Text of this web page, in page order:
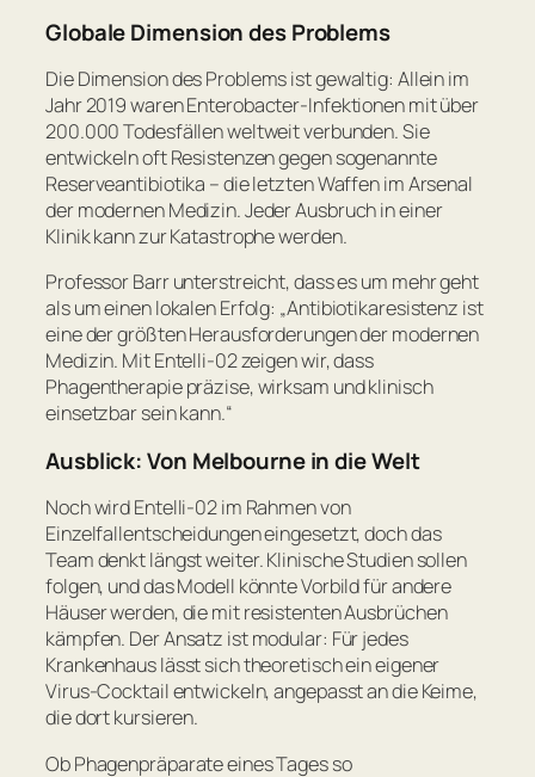
Globale Dimension des Problems
Die Dimension des Problems ist gewaltig: Allein im
Jahr 2019 waren Enterobacter-Infektionen mit über
200.000 Todesfällen weltweit verbunden. Sie
entwickeln oft Resistenzen gegen sogenannte
Reserveantibiotika – die letzten Waffen im Arsenal
der modernen Medizin. Jeder Ausbruch in einer
Klinik kann zur Katastrophe werden.
Professor Barr unterstreicht, dass es um mehr geht
als um einen lokalen Erfolg: „Antibiotikaresistenz ist
eine der größten Herausforderungen der modernen
Medizin. Mit Entelli-02 zeigen wir, dass
Phagentherapie präzise, wirksam und klinisch
einsetzbar sein kann.“
Ausblick: Von Melbourne in die Welt
Noch wird Entelli-02 im Rahmen von
Einzelfallentscheidungen eingesetzt, doch das
Team denkt längst weiter. Klinische Studien sollen
folgen, und das Modell könnte Vorbild für andere
Häuser werden, die mit resistenten Ausbrüchen
kämpfen. Der Ansatz ist modular: Für jedes
Krankenhaus lässt sich theoretisch ein eigener
Virus-Cocktail entwickeln, angepasst an die Keime,
die dort kursieren.
Ob Phagenpräparate eines Tages so